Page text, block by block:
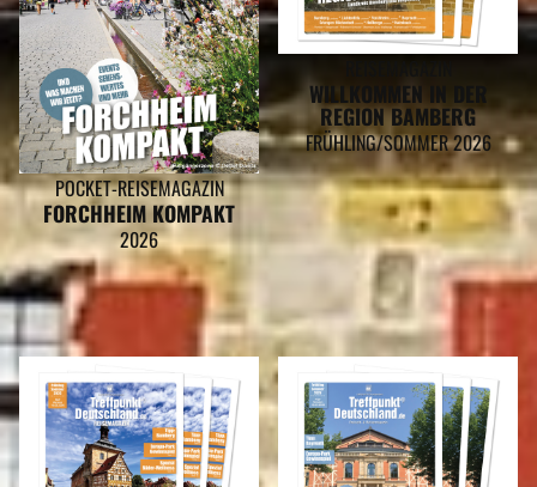
POCKET-REISEMAGAZIN
FORCHHEIM KOMPAKT
2026
WILLKOMMEN IN DER
REGION BAMBERG
FRÜHLING/SOMMER 2026